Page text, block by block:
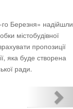
Березня» надійшли
містобудівної
пропозиції
яка буде створена
ради.